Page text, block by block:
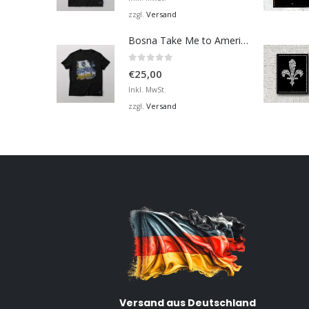
zzgl. Versand
Bosna Take Me to America Navijačka Majica 2
€25,00
Inkl. MwSt.
zzgl. Versand
Versand aus Deutschland